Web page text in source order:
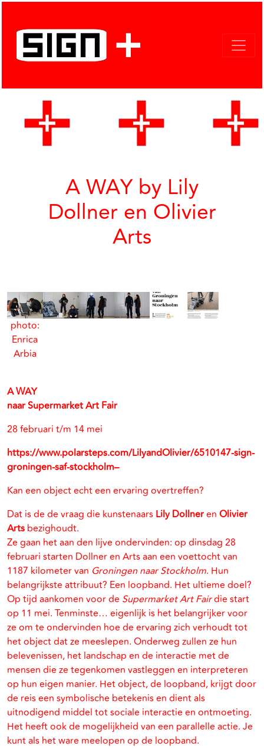
A WAY by Lily
Dollner en Olivier
Arts
photo:
Enrica
Arbia
A WAY
naar Supermarket Art Fair
28 februari t/m 14 mei
https://www.polarsteps.com/LilyandOlivier/6510147-sign-
groningen-saf-stockholm–
Kan een object echt een ervaring overtreffen?
Dat is de de vraag die kunstenaars Lily Dollneren Olivier
Arts bezighoudt.
Ze gaan het aan den lijve ondervinden: op dinsdag 28
februari starten Dollner en Arts aan een voettocht van
1187 kilometer van Groningen naar Stockholm. Hun
belangrijkste attribuut? Een loopband. Het ultieme doel?
Op tijd aankomen voor de Supermarket Art Fairdie start
op 11 mei. Tenminste… eigenlijk is het belangrijker voor
ze om te ondervinden hoe de ervaring zich verhoudt tot
het object dat ze meeslepen. Onderweg zullen ze hun
belevenissen, het landschap en de interactie met de
mensen die ze tegenkomen vastleggen en interpreteren
op hun eigen manier. Het object, de loopband, krijgt door
de reis een symbolische betekenis en dient als
uitnodigend middel tot sociale interactie en ontmoeting.
Het heeft ook de mogelijkheid van een parallelle actie. Je
kunt als het ware meelopen op de loopband.